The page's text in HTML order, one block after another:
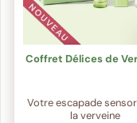
Coffret Délices de
Votre escapade
la verveine